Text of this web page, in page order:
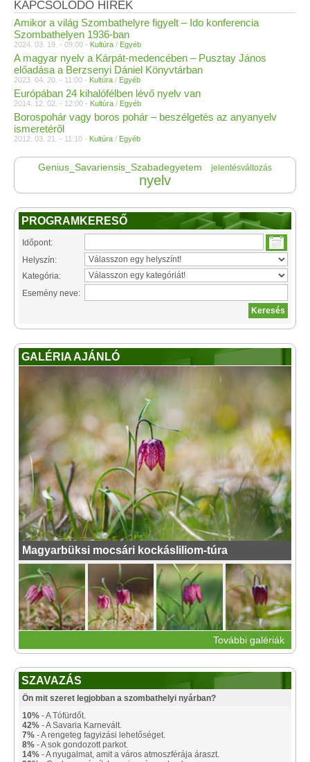
KAPCSOLÓDÓ HÍREK
Amikor a világ Szombathelyre figyelt – Ido konferencia
Szombathelyen 1936-ban
2024. 03. 19. - 09:00 - Kultúra / Egyéb
A magyar nyelv a Kárpát-medencében – Pusztay János
előadása a Berzsenyi Dániel Könyvtárban
2023. 04. 20. - 11:00 - Kultúra / Egyéb
Európában 24 kihalófélben lévő nyelv van
2014. 12. 02. - 12:00 - Kultúra / Egyéb
Borospohár vagy boros pohár – beszélgetés az anyanyelv
ismeretéről
2012. 03. 21. - 11:10 - Kultúra / Egyéb
Genius_Savariensis_Szabadegyetem jelentésváltozás
nyelv
PROGRAMKERESŐ
Időpont:
Helyszín:
Kategória:
Esemény neve:
GALÉRIA AJÁNLÓ
Magyarbüksi mocsári kockásliliom-túra
További galériák
SZAVAZÁS
Ön mit szeret legjobban a szombathelyi nyárban?
10% - A Tófürdőt.
42% - A Savaria Karnevált.
7% - A rengeteg fagyizási lehetőséget.
8% - A sok gondozott parkot.
14% - A nyugalmat, amit a város atmoszférája áraszt.